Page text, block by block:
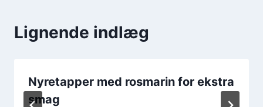
Lignende indlæg
Nyretapper med rosmarin for ekstra
smag